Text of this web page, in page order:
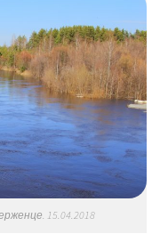
15.04.2018